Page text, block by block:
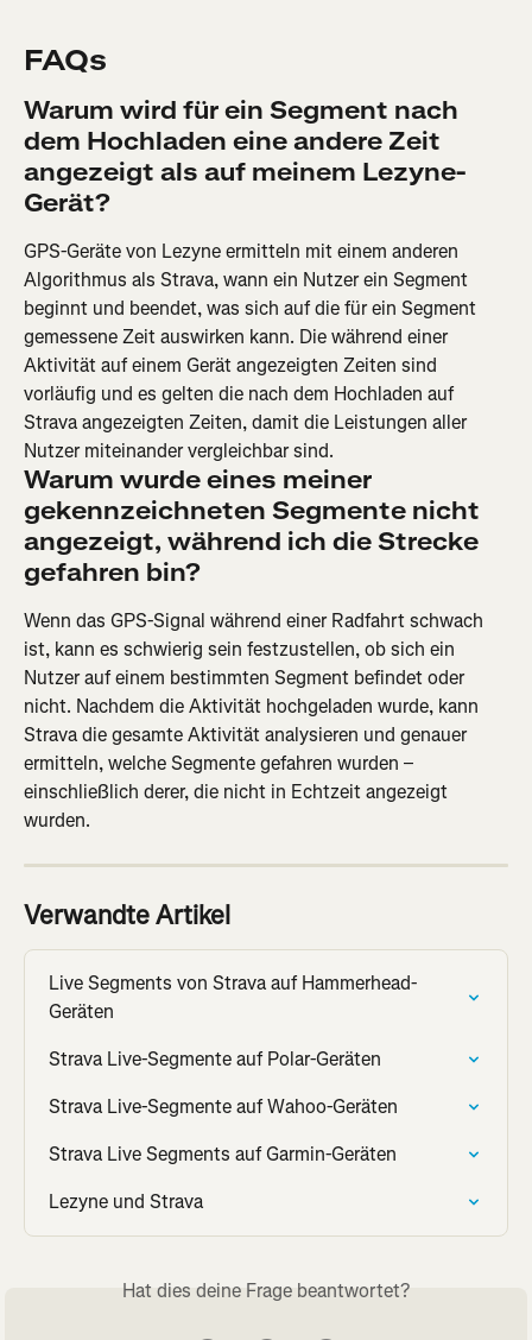
FAQs
Warum wird für ein Segment nach
dem Hochladen eine andere Zeit
angezeigt als auf meinem Lezyne-
Gerät?
GPS-Geräte von Lezyne ermitteln mit einem anderen
Algorithmus als Strava, wann ein Nutzer ein Segment
beginnt und beendet, was sich auf die für ein Segment
gemessene Zeit auswirken kann. Die während einer
Aktivität auf einem Gerät angezeigten Zeiten sind
vorläufig und es gelten die nach dem Hochladen auf
Strava angezeigten Zeiten, damit die Leistungen aller
Nutzer miteinander vergleichbar sind.
Warum wurde eines meiner
gekennzeichneten Segmente nicht
angezeigt, während ich die Strecke
gefahren bin?
Wenn das GPS-Signal während einer Radfahrt schwach
ist, kann es schwierig sein festzustellen, ob sich ein
Nutzer auf einem bestimmten Segment befindet oder
nicht. Nachdem die Aktivität hochgeladen wurde, kann
Strava die gesamte Aktivität analysieren und genauer
ermitteln, welche Segmente gefahren wurden –
einschließlich derer, die nicht in Echtzeit angezeigt
wurden.
Verwandte Artikel
Live Segments von Strava auf Hammerhead-
Geräten
Strava Live-Segmente auf Polar-Geräten
Strava Live-Segmente auf Wahoo-Geräten
Strava Live Segments auf Garmin-Geräten
Lezyne und Strava
Hat dies deine Frage beantwortet?